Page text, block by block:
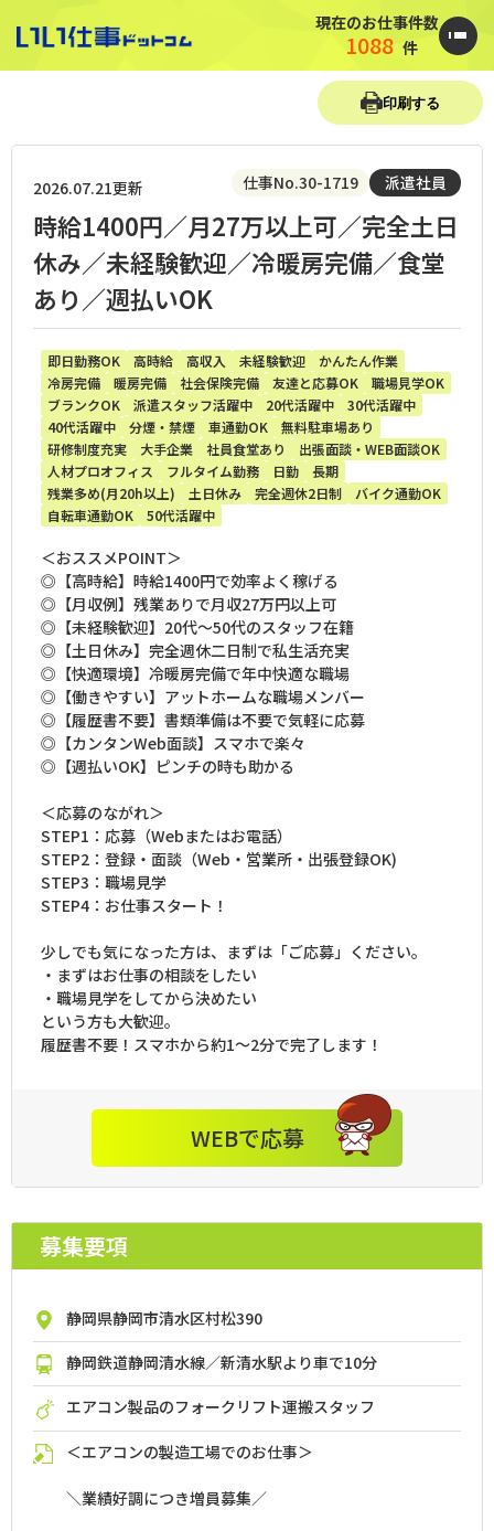
現在のお仕事件数
1088 件
印刷する
2026.07.21更新 仕事No.30-1719 派遣社員
時給1400円／月27万以上可／完全土日
休み／未経験歓迎／冷暖房完備／食堂
あり／週払いOK
即日勤務OK 高時給 高収入 未経験歓迎
かんたん作業
冷房完備
暖房完備 社会保険完備 友達と応募OK
職場見学OK
ブランクOK
派遣スタッフ活躍中 20代活躍中
30代活躍中
40代活躍中
分煙・禁煙 車通勤OK
無料駐車場あり
研修制度充実
大手企業 社員食堂あり
出張面談・WEB面談OK
人材プロオフィス
フルタイム勤務 日勤
長期
残業多め(月20h以上)
土日休み 完全週休2日制
バイク通勤OK
自転車通勤OK
50代活躍中
＜おススメPOINT＞
◎【高時給】時給1400円で効率よく稼げる
◎【月収例】残業ありで月収27万円以上可
◎【未経験歓迎】20代～50代のスタッフ在籍
◎【土日休み】完全週休二日制で私生活充実
◎【快適環境】冷暖房完備で年中快適な職場
◎【働きやすい】アットホームな職場メンバー
◎【履歴書不要】書類準備は不要で気軽に応募
◎【カンタンWeb面談】スマホで楽々
◎【週払いOK】ピンチの時も助かる
＜応募のながれ＞
STEP1：応募（Webまたはお電話）
STEP2：登録・面談（Web・営業所・出張登録OK)
STEP3：職場見学
STEP4：お仕事スタート！
少しでも気になった方は、まずは「ご応募」ください。
・まずはお仕事の相談をしたい
・職場見学をしてから決めたい
という方も大歓迎。
履歴書不要！スマホから約1～2分で完了します！
WEBで応募
募集要項
静岡県静岡市清水区村松390
静岡鉄道静岡清水線／新清水駅より車で10分
エアコン製品のフォークリフト運搬スタッフ
＜エアコンの製造工場でのお仕事＞
＼業績好調につき増員募集／